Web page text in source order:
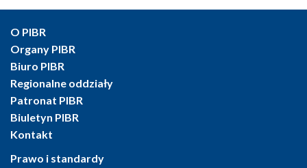
O PIBR
Organy PIBR
Biuro PIBR
Regionalne oddziały
Patronat PIBR
Biuletyn PIBR
Kontakt
Prawo i standardy